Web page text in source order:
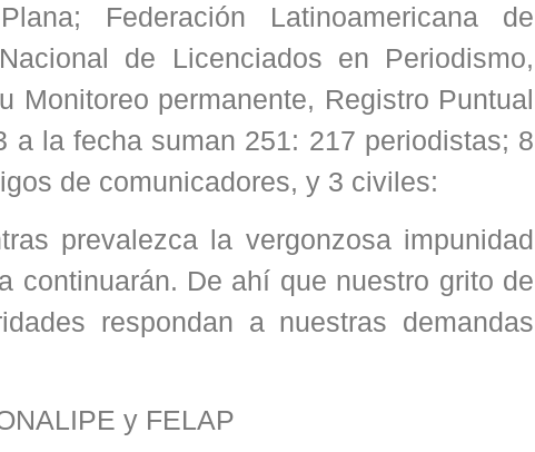
Federación Latinoamericana de
de Licenciados en Periodismo,
Monitoreo permanente, Registro Puntual
la fecha suman 251: 217 periodistas; 8
de comunicadores, y 3 civiles:
prevalezca la vergonzosa impunidad
continuarán. De ahí que nuestro grito de
respondan a nuestras demandas
y FELAP